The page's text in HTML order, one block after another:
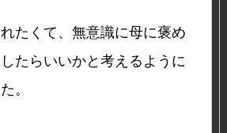
たくて、無意識に母に褒め
たらいいかと考えるように
。